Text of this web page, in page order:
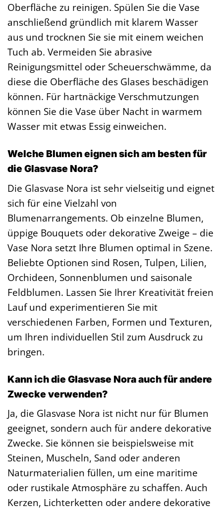
Oberfläche zu reinigen. Spülen Sie die Vase
anschließend gründlich mit klarem Wasser
aus und trocknen Sie sie mit einem weichen
Tuch ab. Vermeiden Sie abrasive
Reinigungsmittel oder Scheuerschwämme, da
diese die Oberfläche des Glases beschädigen
können. Für hartnäckige Verschmutzungen
können Sie die Vase über Nacht in warmem
Wasser mit etwas Essig einweichen.
Welche Blumen eignen sich am besten für
die Glasvase Nora?
Die Glasvase Nora ist sehr vielseitig und eignet
sich für eine Vielzahl von
Blumenarrangements. Ob einzelne Blumen,
üppige Bouquets oder dekorative Zweige – die
Vase Nora setzt Ihre Blumen optimal in Szene.
Beliebte Optionen sind Rosen, Tulpen, Lilien,
Orchideen, Sonnenblumen und saisonale
Feldblumen. Lassen Sie Ihrer Kreativität freien
Lauf und experimentieren Sie mit
verschiedenen Farben, Formen und Texturen,
um Ihren individuellen Stil zum Ausdruck zu
bringen.
Kann ich die Glasvase Nora auch für andere
Zwecke verwenden?
Ja, die Glasvase Nora ist nicht nur für Blumen
geeignet, sondern auch für andere dekorative
Zwecke. Sie können sie beispielsweise mit
Steinen, Muscheln, Sand oder anderen
Naturmaterialien füllen, um eine maritime
oder rustikale Atmosphäre zu schaffen. Auch
Kerzen, Lichterketten oder andere dekorative